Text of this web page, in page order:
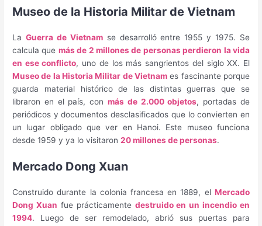
Museo de la Historia Militar de Vietnam
La Guerra de Vietnamse desarrolló entre 1955 y 1975. Se
calcula que más de 2 millones de personas perdieron la vida
en ese conflicto, uno de los más sangrientos del siglo XX. El
Museo de la Historia Militar de Vietnames fascinante porque
guarda material histórico de las distintas guerras que se
libraron en el país, con más de 2.000 objetos, portadas de
periódicos y documentos desclasificados que lo convierten en
un lugar obligado que ver en Hanoi. Este museo funciona
desde 1959 y ya lo visitaron20 millones de personas.
Mercado Dong Xuan
Construido durante la colonia francesa en 1889, el Mercado
Dong Xuan fue prácticamente destruido en un incendio en
1994. Luego de ser remodelado, abrió sus puertas para